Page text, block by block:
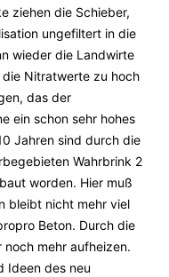
ziehen die Schieber,
ungefiltert in die
wieder die Landwirte
Nitratwerte zu hoch
das der
ein schon sehr hohes
Jahren sind durch die
Wahrbrink 2
worden. Hier muß
bleibt nicht mehr viel
Beton. Durch die
noch mehr aufheizen.
Ideen des neu